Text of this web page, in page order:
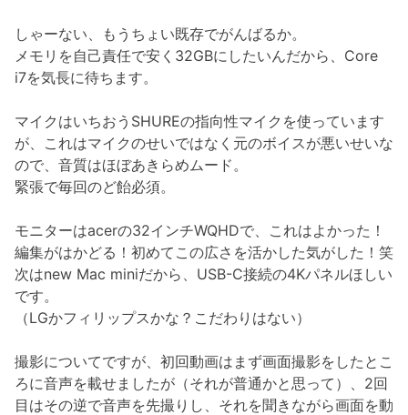
しゃーない、もうちょい既存でがんばるか。
メモリを自己責任で安く32GBにしたいんだから、Core
i7を気長に待ちます。
マイクはいちおうSHUREの指向性マイクを使っています
が、これはマイクのせいではなく元のボイスが悪いせいな
ので、音質はほぼあきらめムード。
緊張で毎回のど飴必須。
モニターはacerの32インチWQHDで、これはよかった！
編集がはかどる！初めてこの広さを活かした気がした！笑
次はnew Mac miniだから、USB-C接続の4Kパネルほしい
です。
（LGかフィリップスかな？こだわりはない）
撮影についてですが、初回動画はまず画面撮影をしたとこ
ろに音声を載せましたが（それが普通かと思って）、2回
目はその逆で音声を先撮りし、それを聞きながら画面を動